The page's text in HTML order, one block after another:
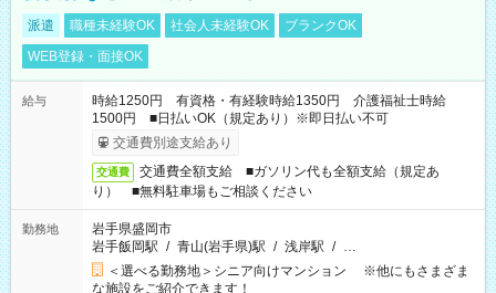
派遣 職種未経験OK 社会人未経験OK
ブランクOK
WEB登録・面接OK
給与
時給1250円 有資格・有経験時給1350円 介護福祉士時給
1500円 ■日払いOK（規定あり）※即日払い不可
交通費別途支給あり
交通費
交通費全額支給 ■ガソリン代も全額支給（規定あ
り） ■無料駐車場もご相談ください
勤務地
岩手県盛岡市
岩手飯岡駅 / 青山(岩手県)駅 / 浅岸駅 / …
＜選べる勤務地＞シニア向けマンション ※他にもさまざま
な施設をご紹介できます！